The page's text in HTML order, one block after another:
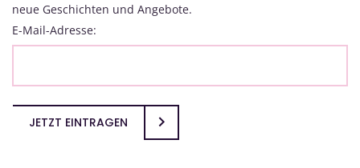
neue Geschichten und Angebote.
E-Mail-Adresse:
JETZT EINTRAGEN